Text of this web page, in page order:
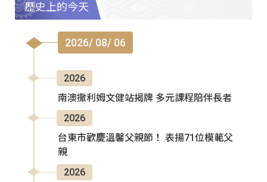
歷史上的今天
2026/ 08/ 06
2026
南澳撒利姆文健站揭牌 多元課程陪伴長者
2026
台東市歡慶溫馨父親節！ 表揚71位模範父
親
2026